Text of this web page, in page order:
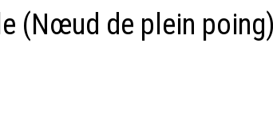
(Nœud de plein poing)